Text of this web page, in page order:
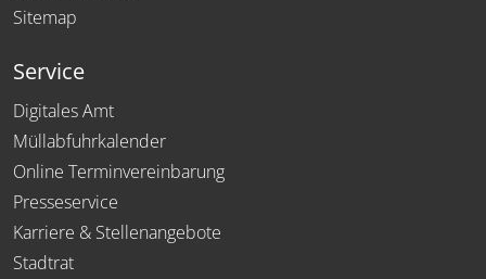
Sitemap
Service
Digitales Amt
Müllabfuhrkalender
Online Terminvereinbarung
Presseservice
Karriere & Stellenangebote
Stadtrat